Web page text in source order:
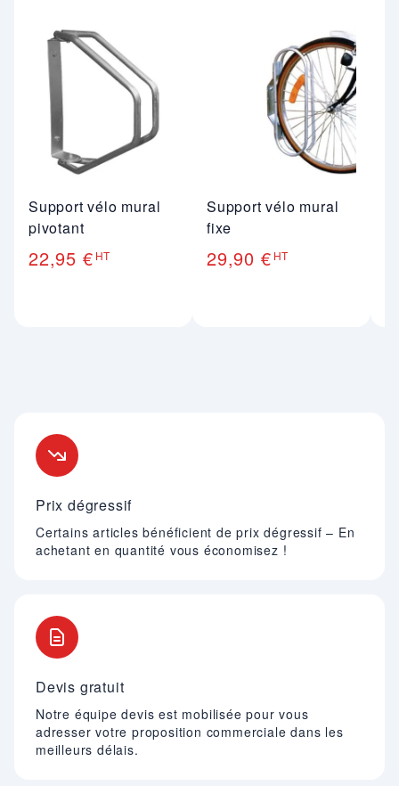
Support vélo mural
pivotant
22,95 € HT
Support vélo mural
fixe
29,90 € HT
Prix dégressif
Certains articles bénéficient de prix dégressif – En
achetant en quantité vous économisez !
Devis gratuit
Notre équipe devis est mobilisée pour vous
adresser votre proposition commerciale dans les
meilleurs délais.